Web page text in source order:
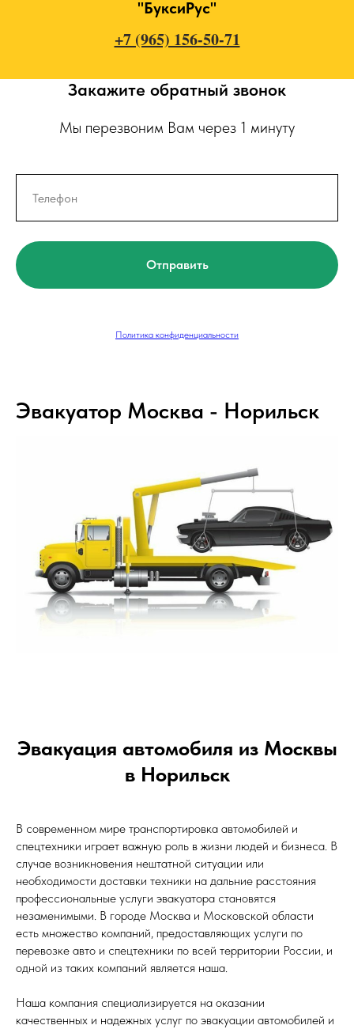
"БуксиРус"
+7 (965) 156-50-71
Закажите обратный звонок
Мы перезвоним Вам через 1 минуту
Отправить
Политика конфиденциальности
Эвакуатор Москва - Норильск
Эвакуация автомобиля из Москвы
в Норильск
В современном мире транспортировка автомобилей и
спецтехники играет важную роль в жизни людей и бизнеса. В
случае возникновения нештатной ситуации или
необходимости доставки техники на дальние расстояния
профессиональные услуги эвакуатора становятся
незаменимыми. В городе Москва и Московской области
есть множество компаний, предоставляющих услуги по
перевозке авто и спецтехники по всей территории России, и
одной из таких компаний является наша.
Наша компания специализируется на оказании
качественных и надежных услуг по эвакуации автомобилей и